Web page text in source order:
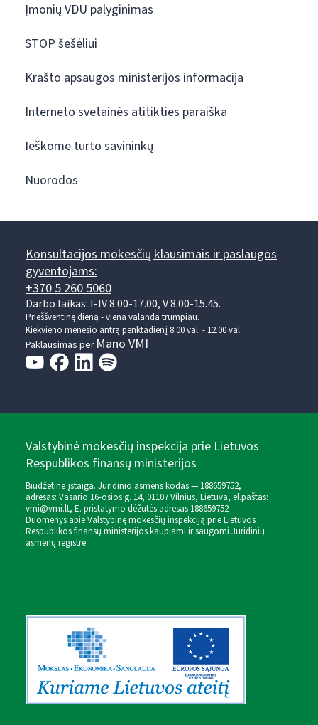
Įmonių VDU palyginimas
STOP šešėliui
Krašto apsaugos ministerijos informacija
Interneto svetainės atitikties paraiška
Ieškome turto savininkų
Nuorodos
Konsultacijos mokesčių klausimais ir paslaugos
gyventojams:
+370 5 260 5060
Darbo laikas: I-IV 8.00-17.00, V 8.00-15.45.
Prieššventinę dieną - viena valanda trumpiau.
Kiekvieno mėnesio antrą penktadienį 8.00 val. - 12.00 val.
Paklausimas perMano VMI
Valstybinė mokesčių inspekcija prie Lietuvos
Respublikos finansų ministerijos
Biudžetinė įstaiga. Juridinio asmens kodas — 188659752,
adresas: Vasario 16-osios g. 14, 01107 Vilnius, Lietuva, el.paštas:
vmi@vmi.lt, E. pristatymo dėžutės adresas 188659752
Duomenys apie Valstybinę mokesčių inspekciją prie Lietuvos
Respublikos finansų ministerijos kaupiami ir saugomi Juridinių
asmenų registre